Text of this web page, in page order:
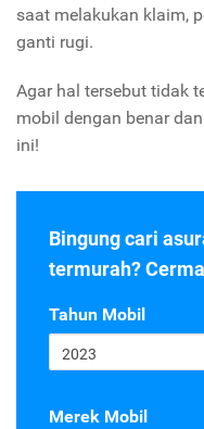
saat melakukan klaim,
ganti rugi.
Agar hal tersebut tidak
mobil dengan benar
ini!
Bingung cari
termurah?
Tahun Mobil
2023
Merek Mobil